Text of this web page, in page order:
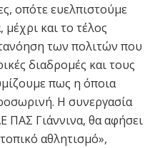
οπότε ευελπιστούμε
και το τέλος
των πολιτών που
διαδρομές και τους
πως η όποια
Η συνεργασία
ΠΑΣ Γιάννινα, θα αφήσει
αθλητισμό»,